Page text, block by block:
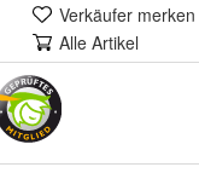
Verkäufer merken
Alle Artikel